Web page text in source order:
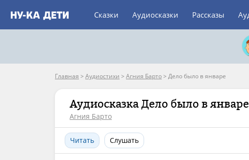
Сказки Аудиосказки Рассказы
Главная > Аудиостихи > Агния Барто> Дело было в январе
Аудиосказка Дело было в январе
Агния Барто
Читать Слушать